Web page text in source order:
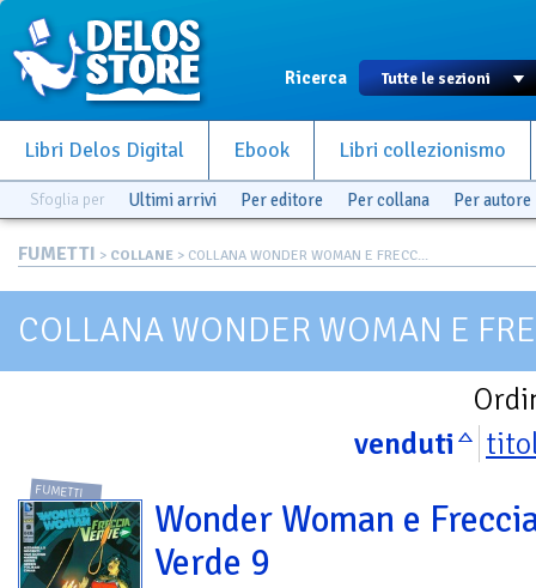
Ricerca
Libri Delos Digital Ebook Libri collezionismo
Sfoglia per Ultimi arrivi Per editore Per collana Per autore
FUMETTI > COLLANE > COLLANA WONDER WOMAN E FRECC...
COLLANA WONDER WOMAN E
venduti
FUMETTI
Wonder Woman e
Verde 9